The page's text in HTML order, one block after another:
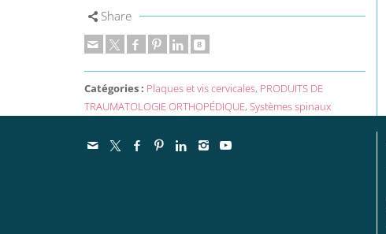
Share
Catégories : Plaques et vis cervicales, PRODUITS DE
TRAUMATOLOGIE ORTHOPÉDIQUE, Systèmes spinaux